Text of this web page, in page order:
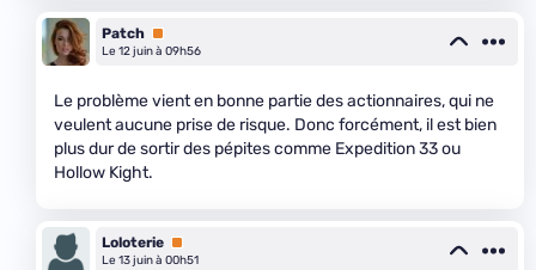
Patch Premium
Le 12 juin à 09h56
Le problème vient en bonne partie des actionnaires, qui ne
veulent aucune prise de risque. Donc forcément, il est bien
plus dur de sortir des pépites comme Expedition 33 ou
Hollow Kight.
Loloterie Premium
Le 13 juin à 00h51